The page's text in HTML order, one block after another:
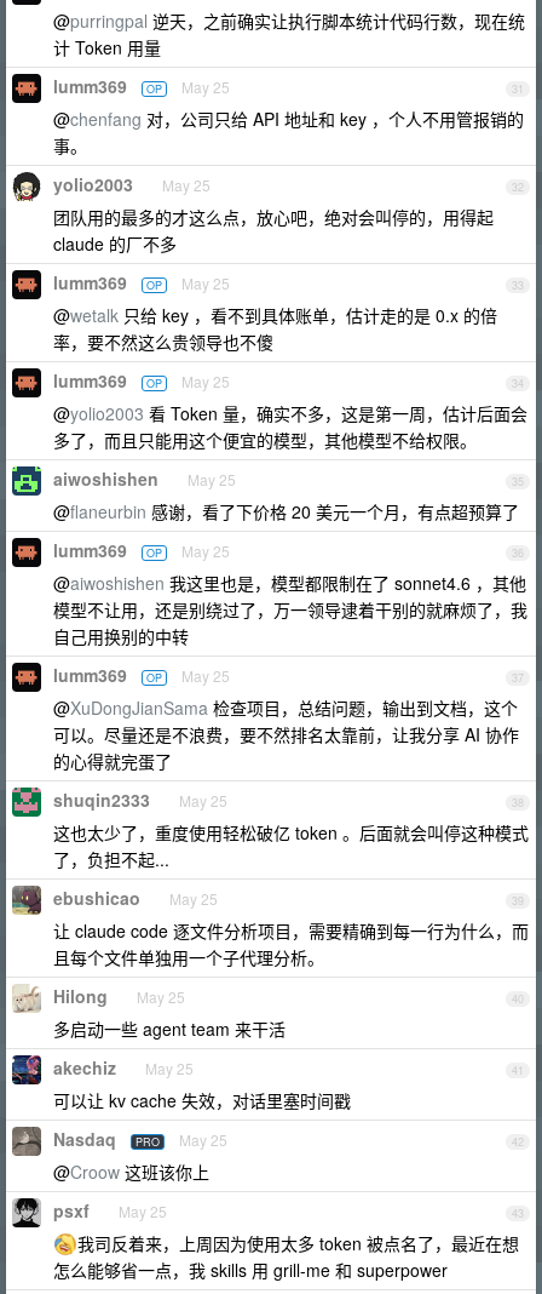
@purringpal 逆天，之前确实让执行脚本统计代码行数，现在统
计 Token 用量
31
lumm369 OP May 25
@chenfang 对，公司只给 API 地址和 key ，个人不用管报销的
事。
32
yolio2003 May 25
团队用的最多的才这么点，放心吧，绝对会叫停的，用得起
claude 的厂不多
33
lumm369 OP May 25
@wetalk 只给 key ，看不到具体账单，估计走的是 0.x 的倍
率，要不然这么贵领导也不傻
34
lumm369 OP May 25
@yolio2003 看 Token 量，确实不多，这是第一周，估计后面会
多了，而且只能用这个便宜的模型，其他模型不给权限。
35
aiwoshishen May 25
@flaneurbin 感谢，看了下价格 20 美元一个月，有点超预算了
36
lumm369 OP May 25
@aiwoshishen 我这里也是，模型都限制在了 sonnet4.6 ，其他
模型不让用，还是别绕过了，万一领导逮着干别的就麻烦了，我
自己用换别的中转
37
lumm369 OP May 25
@XuDongJianSama 检查项目，总结问题，输出到文档，这个
可以。尽量还是不浪费，要不然排名太靠前，让我分享 AI 协作
的心得就完蛋了
38
shuqin2333 May 25
这也太少了，重度使用轻松破亿 token 。后面就会叫停这种模式
了，负担不起...
39
ebushicao May 25
让 claude code 逐文件分析项目，需要精确到每一行为什么，而
且每个文件单独用一个子代理分析。
40
Hilong May 25
多启动一些 agent team 来干活
41
akechiz May 25
可以让 kv cache 失效，对话里塞时间戳
42
Nasdaq PRO May 25
@Croow 这班该你上
43
psxf May 25
我司反着来，上周因为使用太多 token 被点名了，最近在想
怎么能够省一点，我 skills 用 grill-me 和 superpower